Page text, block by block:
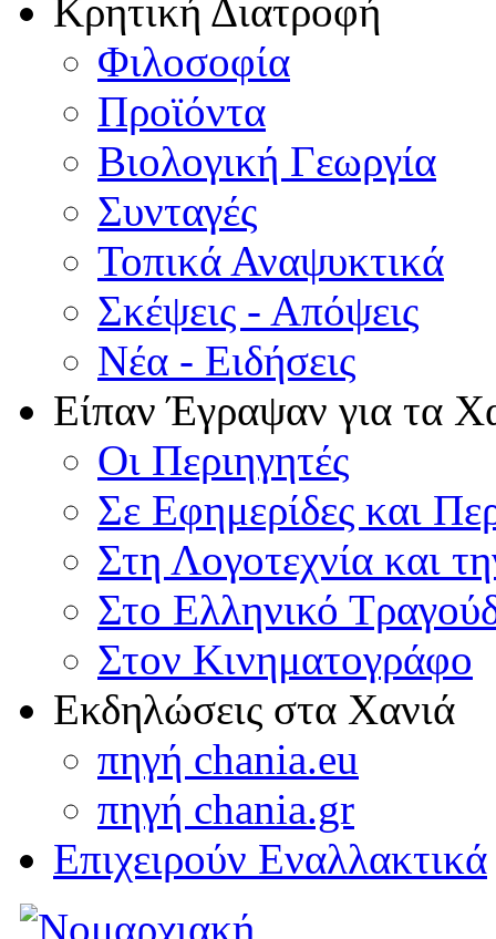
Κρητική Διατροφή
Φιλοσοφία
Προϊόντα
Βιολογική Γεωργία
Συνταγές
Τοπικά Αναψυκτικά
Σκέψεις - Απόψεις
Νέα - Ειδήσεις
Είπαν Έγραψαν για τα
Οι Περιηγητές
Σε Εφημερίδες και
Στη Λογοτεχνία και
Στο Ελληνικό
Στον Κινηματογράφο
Εκδηλώσεις στα Χανιά
πηγή chania.eu
πηγή chania.gr
Επιχειρούν Εναλλακτικά